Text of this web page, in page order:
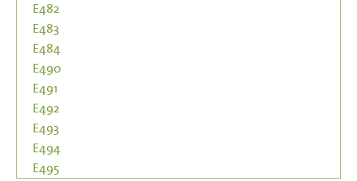
E482
E483
E484
E490
E491
E492
E493
E494
E495